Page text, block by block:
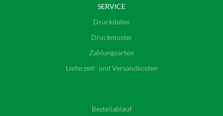
SERVICE
Druckdaten
Druckmuster
Zahlungsarten
Lieferzeit- und Versandkosten
Bestellablauf